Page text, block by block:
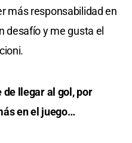
más responsabilidad en
desafío y me gusta el
de llegar al gol, por
en el juego…